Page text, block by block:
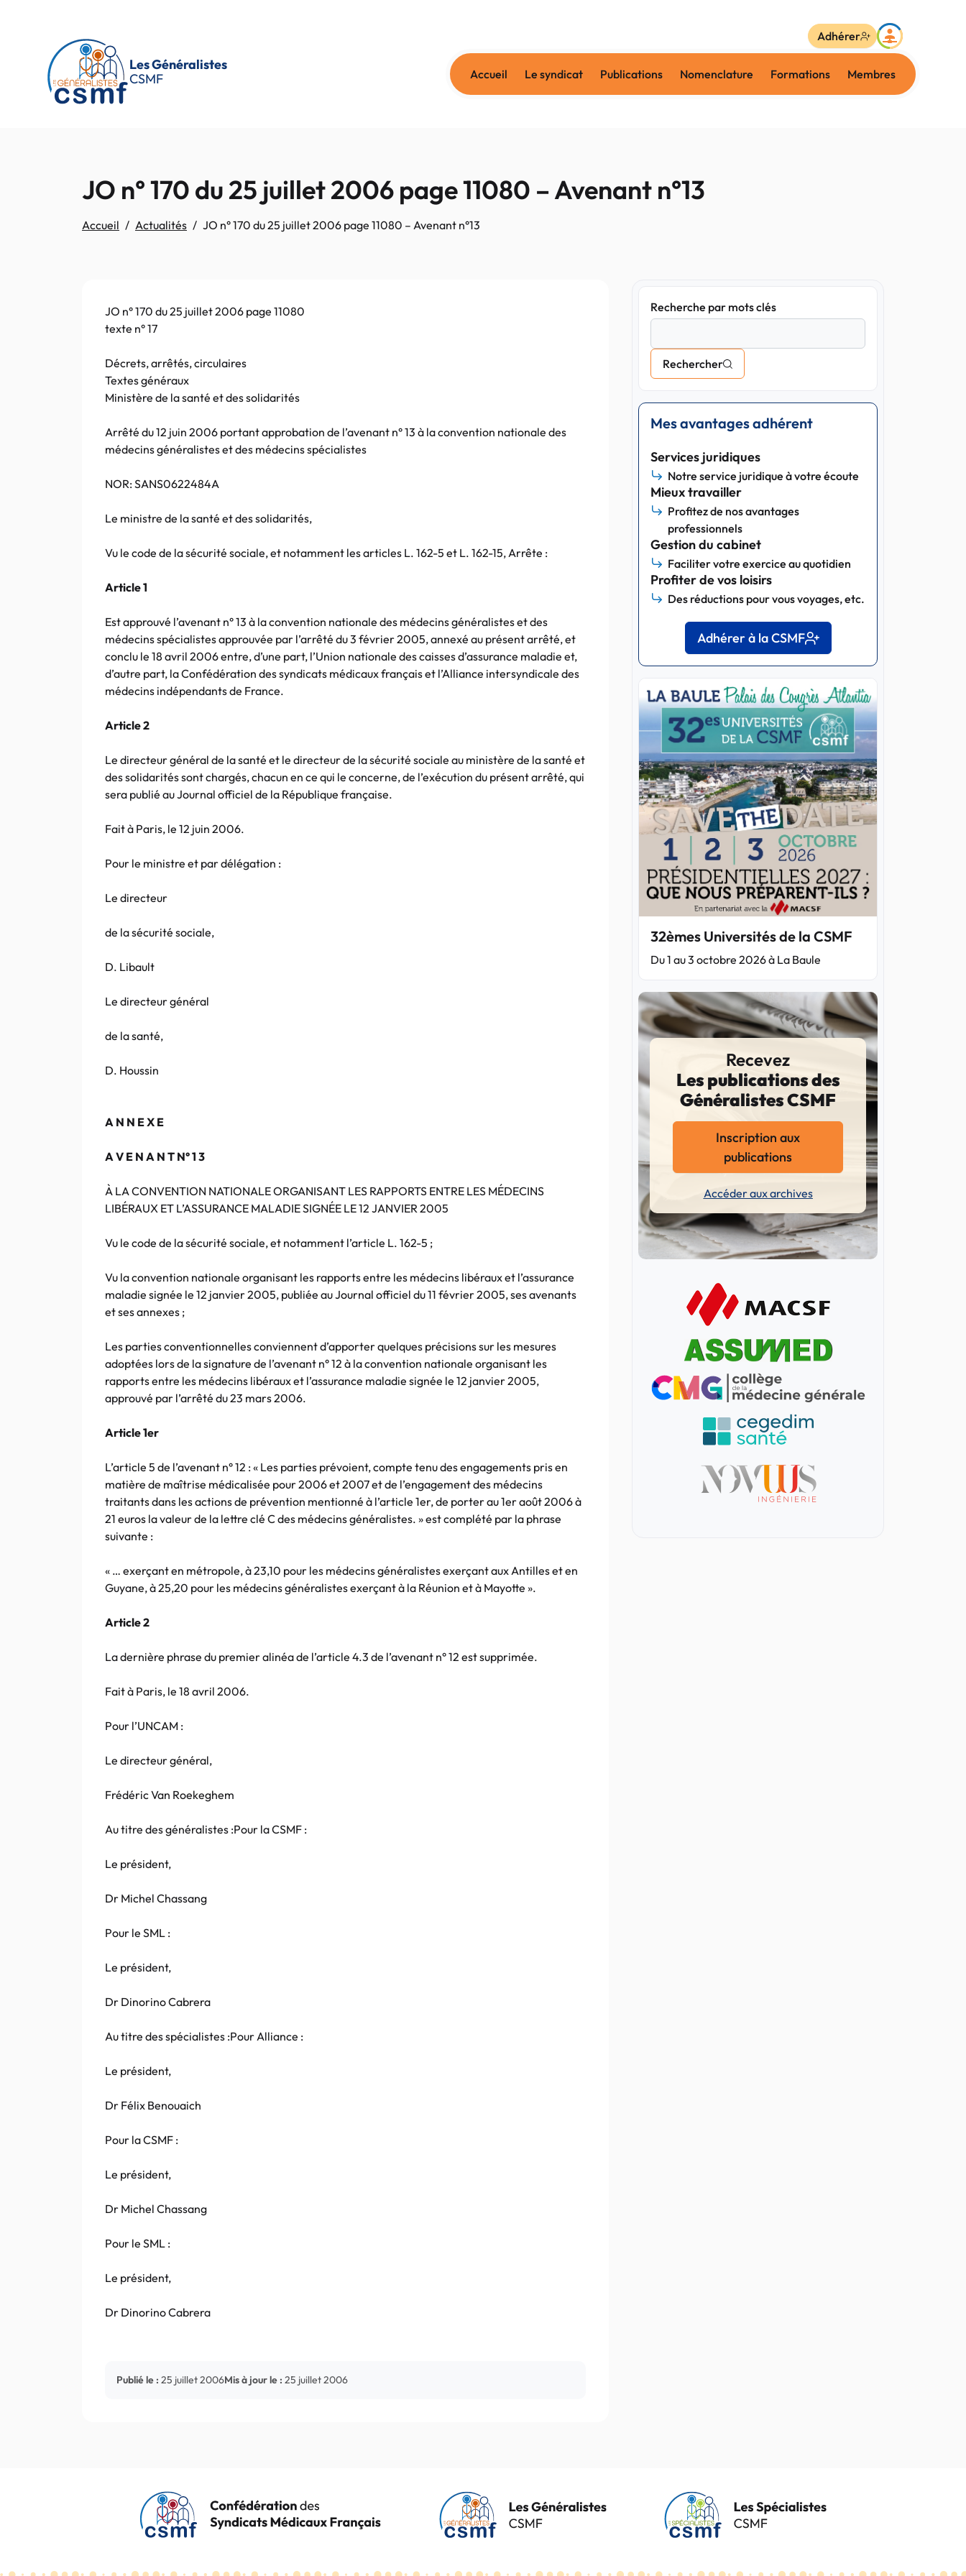
Les Généralistes
CSMF
Accueil Le syndicat Publications Nomenclature Formations Membres
Adhérer
JO n° 170 du 25 juillet 2006 page 11080 – Avenant n°13
Accueil Actualités JO n° 170 du 25 juillet 2006 page 11080 – Avenant n°13
JO n° 170 du 25 juillet 2006 page 11080
texte n° 17
Décrets, arrêtés, circulaires
Textes généraux
Ministère de la santé et des solidarités
Arrêté du 12 juin 2006 portant approbation de l’avenant n° 13 à la convention nationale des
médecins généralistes et des médecins spécialistes
NOR: SANS0622484A
Le ministre de la santé et des solidarités,
Vu le code de la sécurité sociale, et notamment les articles L. 162-5 et L. 162-15, Arrête :
Article 1
Est approuvé l’avenant n° 13 à la convention nationale des médecins généralistes et des
médecins spécialistes approuvée par l’arrêté du 3 février 2005, annexé au présent arrêté, et
conclu le 18 avril 2006 entre, d’une part, l’Union nationale des caisses d’assurance maladie et,
d’autre part, la Confédération des syndicats médicaux français et l’Alliance intersyndicale des
médecins indépendants de France.
Article 2
Le directeur général de la santé et le directeur de la sécurité sociale au ministère de la santé et
des solidarités sont chargés, chacun en ce qui le concerne, de l’exécution du présent arrêté, qui
sera publié au Journal officiel de la République française.
Fait à Paris, le 12 juin 2006.
Pour le ministre et par délégation :
Le directeur
de la sécurité sociale,
D. Libault
Le directeur général
de la santé,
D. Houssin
A N N E X E
A V E N A N T N° 1 3
À LA CONVENTION NATIONALE ORGANISANT LES RAPPORTS ENTRE LES MÉDECINS
LIBÉRAUX ET L’ASSURANCE MALADIE SIGNÉE LE 12 JANVIER 2005
Vu le code de la sécurité sociale, et notamment l’article L. 162-5 ;
Vu la convention nationale organisant les rapports entre les médecins libéraux et l’assurance
maladie signée le 12 janvier 2005, publiée au Journal officiel du 11 février 2005, ses avenants
et ses annexes ;
Les parties conventionnelles conviennent d’apporter quelques précisions sur les mesures
adoptées lors de la signature de l’avenant n° 12 à la convention nationale organisant les
rapports entre les médecins libéraux et l’assurance maladie signée le 12 janvier 2005,
approuvé par l’arrêté du 23 mars 2006.
Article 1er
L’article 5 de l’avenant n° 12 : « Les parties prévoient, compte tenu des engagements pris en
matière de maîtrise médicalisée pour 2006 et 2007 et de l’engagement des médecins
traitants dans les actions de prévention mentionné à l’article 1er, de porter au 1er août 2006 à
21 euros la valeur de la lettre clé C des médecins généralistes. » est complété par la phrase
suivante :
« … exerçant en métropole, à 23,10 pour les médecins généralistes exerçant aux Antilles et en
Guyane, à 25,20 pour les médecins généralistes exerçant à la Réunion et à Mayotte ».
Article 2
La dernière phrase du premier alinéa de l’article 4.3 de l’avenant n° 12 est supprimée.
Fait à Paris, le 18 avril 2006.
Pour l’UNCAM :
Le directeur général,
Frédéric Van Roekeghem
Au titre des généralistes :Pour la CSMF :
Le président,
Dr Michel Chassang
Pour le SML :
Le président,
Dr Dinorino Cabrera
Au titre des spécialistes :Pour Alliance :
Le président,
Dr Félix Benouaich
Pour la CSMF :
Le président,
Dr Michel Chassang
Pour le SML :
Le président,
Dr Dinorino Cabrera
Publié le : 25 juillet 2006Mis à jour le : 25 juillet 2006
Recherche par mots clés
Rechercher
Mes avantages adhérent
Services juridiques
Notre service juridique à votre écoute
Mieux travailler
Profitez de nos avantages
professionnels
Gestion du cabinet
Faciliter votre exercice au quotidien
Profiter de vos loisirs
Des réductions pour vous voyages, etc.
Adhérer à la CSMF
32èmes Universités de la CSMF
Du 1 au 3 octobre 2026 à La Baule
Recevez
Les publications des
Généralistes CSMF
Inscription aux
publications
Accéder aux archives